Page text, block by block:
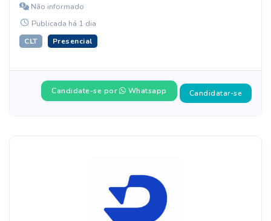
Não informado
Publicada há 1 dia
CLT Presencial
Candidate-se por Whatsapp Candidatar-se